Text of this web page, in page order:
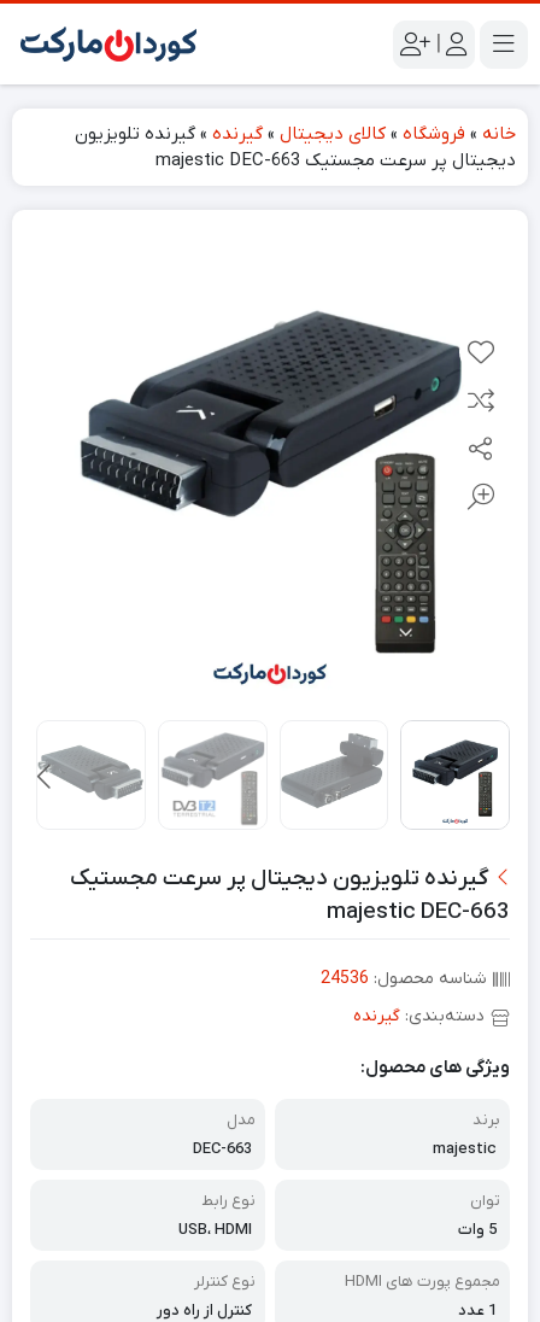
|
خانه » فروشگاه » کالای دیجیتال » گیرنده » گیرنده تلویزیون
دیجیتال پر سرعت مجستیک majestic DEC-663
گیرنده تلویزیون دیجیتال پر سرعت مجستیک
majestic DEC-663
شناسه محصول: 24536
دسته‌بندی: گیرنده
ویژگی های محصول:
برند
majestic
مدل
DEC-663
توان
5 وات
نوع رابط
USB، HDMI
مجموع پورت های HDMI
1 عدد
نوع کنترلر
کنترل از راه دور